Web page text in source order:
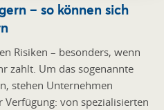
– so können sich
Risiken – besonders, wenn
zahlt. Um das sogenannte
stehen Unternehmen
von spezialisierten